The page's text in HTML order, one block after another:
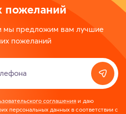
пожеланий
мы предложим вам лучшие
пожеланий
соглашения и даю
персональных данных в соответствии с